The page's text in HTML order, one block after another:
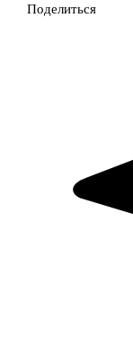
Поделиться